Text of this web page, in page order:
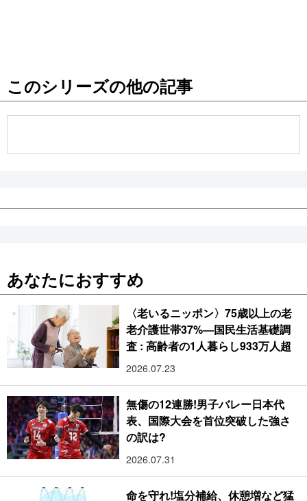
お知らせ
このシリーズの他の記事
あなたにおすすめ
〈老いるニッポン〉75歳以上の老
老介護世帯37%―国民生活基礎調
査 : 高齢者の1人暮らし933万人超
2026.07.23
無傷の12連勝!男子バレー日本代
表、国際大会を首位突破した強さ
の訳は?
2026.07.31
命を守れ!塩分補給、休憩増など猛